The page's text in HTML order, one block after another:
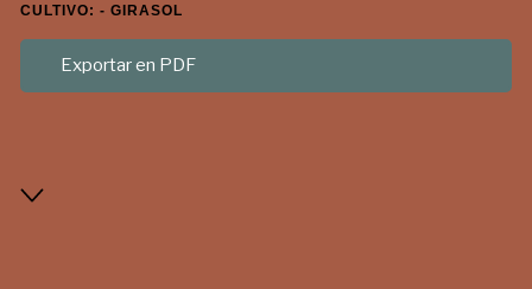
CULTIVO: - GIRASOL
Exportar en PDF